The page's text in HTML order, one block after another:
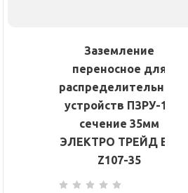
Заземление
переносное для
распределительных
устройств ПЗРУ-1Э
сечение 35мм
ЭЛЕКТРО ТРЕЙД ET-
Z107-35